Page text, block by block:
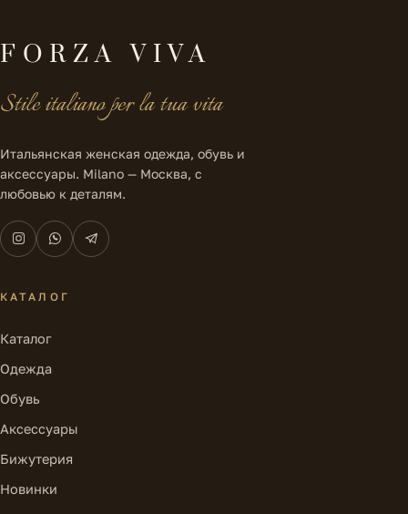
FORZA VIVA
Stile italiano per la tua vita
Итальянская женская одежда, обувь и
аксессуары. Milano — Москва, с
любовью к деталям.
КАТАЛОГ
Каталог
Одежда
Обувь
Аксессуары
Бижутерия
Новинки